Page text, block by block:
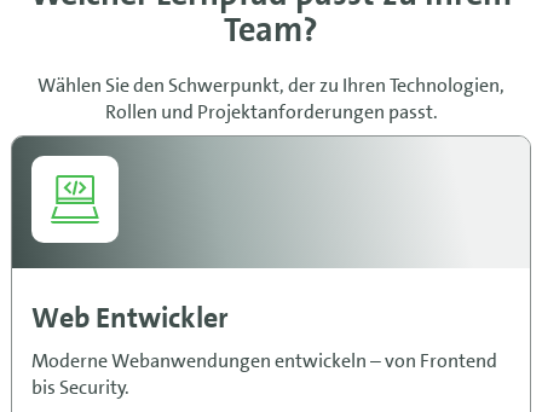
Team?
Wählen Sie den Schwerpunkt, der zu Ihren Technologien,
Rollen und Projektanforderungen passt.
Web Entwickler
Moderne Webanwendungen entwickeln – von Frontend
bis Security.